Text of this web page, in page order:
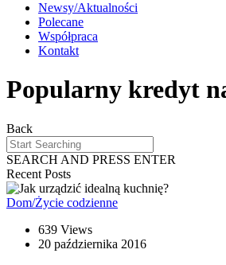
Newsy/Aktualności
Polecane
Współpraca
Kontakt
Popularny kredyt
Back
SEARCH AND PRESS ENTER
Recent Posts
Dom/Życie codzienne
639 Views
20 października 2016